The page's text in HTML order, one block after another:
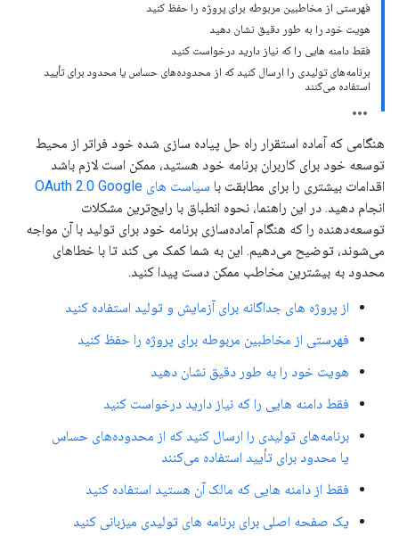
فهرستی از مخاطبین مربوطه برای پروژه را حفظ کنید
هویت خود را به طور دقیق نشان دهید
فقط دامنه هایی را که نیاز دارید درخواست کنید
برنامه‌های تولیدی را ارسال کنید که از محدوده‌های حساس یا محدود برای تأیید
استفاده می‌کنند
هنگامی که آماده استقرار راه حل پیاده سازی شده خود فراتر از محیط
توسعه خود برای کاربران برنامه خود هستید، ممکن است لازم باشد
اقدامات بیشتری را برای مطابقت با سیاست های OAuth 2.0 Google
انجام دهید. در این راهنما، نحوه انطباق با رایج‌ترین مشکلات
توسعه‌دهنده را که هنگام آماده‌سازی برنامه خود برای تولید با آن مواجه
می‌شوند، توضیح می‌دهیم. این به شما کمک می کند تا با خطاهای
محدود به بیشترین مخاطب ممکن دست پیدا کنید.
از پروژه های جداگانه برای آزمایش و تولید استفاده کنید
فهرستی از مخاطبین مربوطه برای پروژه را حفظ کنید
هویت خود را به طور دقیق نشان دهید
فقط دامنه هایی را که نیاز دارید درخواست کنید
برنامه‌های تولیدی را ارسال کنید که از محدوده‌های حساس
یا محدود برای تأیید استفاده می‌کنند
فقط از دامنه هایی که مالک آن هستید استفاده کنید
یک صفحه اصلی برای برنامه های تولیدی میزبانی کنید